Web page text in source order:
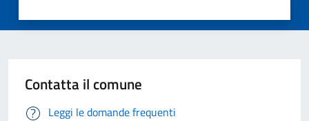
Contatta il comune
Leggi le domande frequenti